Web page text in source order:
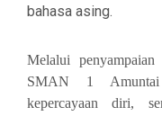
bahasa asing.
Melalui
SMAN 1 Amuntai
kepercayaan diri,